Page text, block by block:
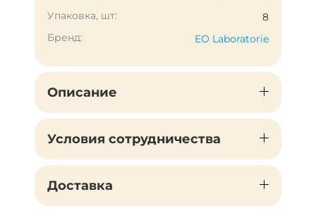
Упаковка, шт:
8
Бренд:
EO Laboratorie
Описание
Условия сотрудничества
Доставка